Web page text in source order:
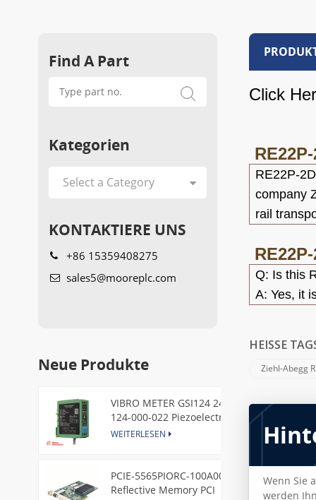
Click
RE22P-
company
rail
Q: Is this
A: Yes, it
HEISSE
Ziehl-Abegg
Wenn Sie
werden
Find A Part
Kategorien
KONTAKTIERE UNS
+86 15359408275
sales5@mooreplc.com
Neue Produkte
VIBRO METER GSI124 244-
124-000-022 Piezoelectric
Pressure Transducer
WEITERLESEN
PCIE-5565PIORC-100A00
Reflective Memory PCI